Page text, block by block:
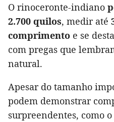
O rinoceronte-indiano
2.700 quilos, medir até
comprimento e se
com pregas que
natural.
Apesar do tamanho
podem demonstrar
surpreendentes, como